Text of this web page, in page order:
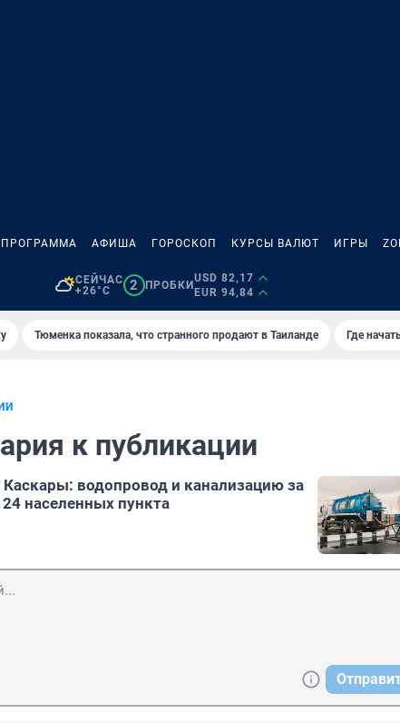
АФИША ГОРОСКОП КУРСЫ ВАЛЮТ ИГРЫ
СЕЙЧАС
+26°C
2 ПРОБКИ
USD 82,17
EUR 94,84
Тюменка показала, что странного продают в Таиланде Где
к публикации
Каскары: водопровод и канализацию за
населенных пункта